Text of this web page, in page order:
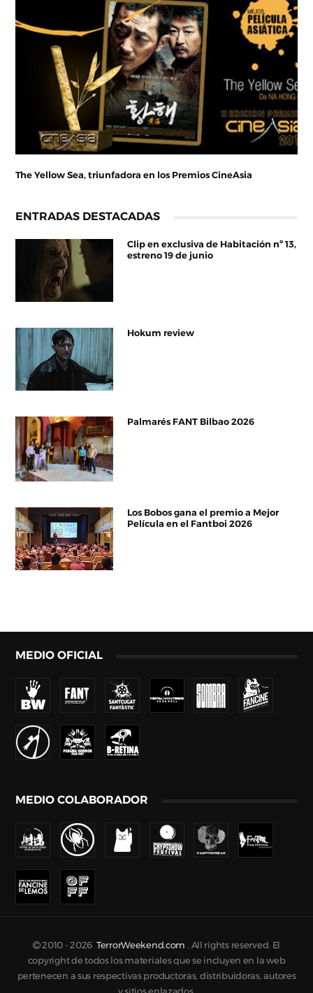
The Yellow Sea, triunfadora en los Premios CineAsia
ENTRADAS DESTACADAS
Clip en exclusiva de Habitación nº 13,
estreno 19 de junio
Hokum review
Palmarés FANT Bilbao 2026
Los Bobos gana el premio a Mejor
Película en el Fantboi 2026
MEDIO OFICIAL
MEDIO COLABORADOR
2010 -2026 TerrorWeekend.com . All rights reserved. El
copyright de todos los materiales que se incluyen en la web
pertenecen a sus respectivas productoras, distribuidoras, autores